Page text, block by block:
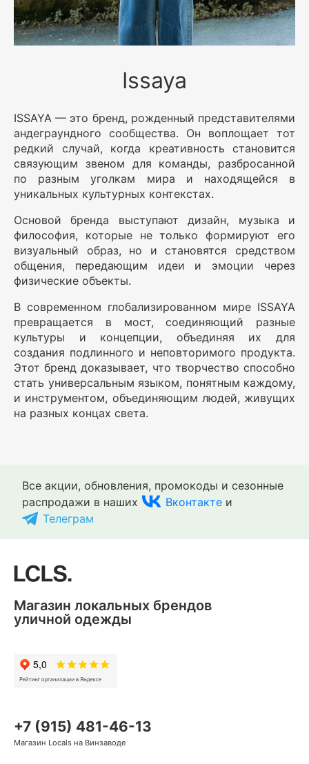
Issaya
ISSAYA — это бренд, рожденный представителями
андеграундного сообщества. Он воплощает тот
редкий случай, когда креативность становится
связующим звеном для команды, разбросанной
по разным уголкам мира и находящейся в
уникальных культурных контекстах.
Основой бренда выступают дизайн, музыка и
философия, которые не только формируют его
визуальный образ, но и становятся средством
общения, передающим идеи и эмоции через
физические объекты.
В современном глобализированном мире ISSAYA
превращается в мост, соединяющий разные
культуры и концепции, объединяя их для
создания подлинного и неповторимого продукта.
Этот бренд доказывает, что творчество способно
стать универсальным языком, понятным каждому,
и инструментом, объединяющим людей, живущих
на разных концах света.
Все акции, обновления, промокоды и сезонные
распродажи в наших
Вконтакте и
Телеграм
+7 (915) 481-46-13
Магазин Locals на Винзаводе
Магазин локальных брендов
уличной одежды